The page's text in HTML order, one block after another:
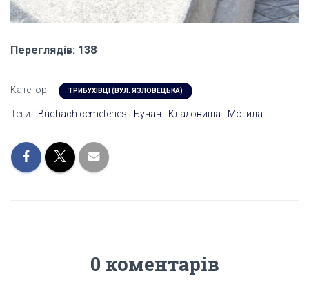
Переглядів: 138
Категорії: ТРИБУХІВЦІ (ВУЛ. ЯЗЛОВЕЦЬКА)
Теги: Buchach cemeteries Бучач Кладовища Могила
0 коментарів